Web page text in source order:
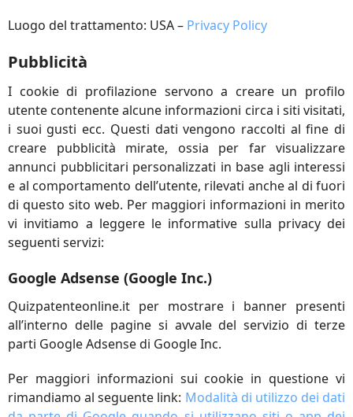
Luogo del trattamento: USA – Privacy Policy
Pubblicità
I cookie di profilazione servono a creare un profilo
utente contenente alcune informazioni circa i siti visitati,
i suoi gusti ecc. Questi dati vengono raccolti al fine di
creare pubblicità mirate, ossia per far visualizzare
annunci pubblicitari personalizzati in base agli interessi
e al comportamento dell’utente, rilevati anche al di fuori
di questo sito web. Per maggiori informazioni in merito
vi invitiamo a leggere le informative sulla privacy dei
seguenti servizi:
Google Adsense (Google Inc.)
Quizpatenteonline.it per mostrare i banner presenti
all’interno delle pagine si avvale del servizio di terze
parti Google Adsense di Google Inc.
Per maggiori informazioni sui cookie in questione vi
rimandiamo al seguente link: Modalità di utilizzo dei dati